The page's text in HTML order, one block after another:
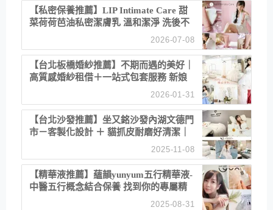
【私密保養推薦】LIP Intimate Care 甜
菜荷荷芭油私密潔膚乳 溫和潔淨 洗後不
2026-07-08
【台北板橋婚紗推薦】不期而遇的美好｜
高質感婚紗租借＋一站式包套服務 新娘
2026-01-31
【台北沙發推薦】坐又銘沙發內湖文德門
市－客製化設計 ＋ 貓抓皮耐磨好清潔｜
直營直銷、價格透明 高CP值打造夢想
2025-11-08
【精華液推薦】蘊韻yunyum五行精華液-
中醫五行概念結合保養 找到你的專屬精
華！ 水㊀土㊀就選「潤・賦精華」維持
2025-08-31